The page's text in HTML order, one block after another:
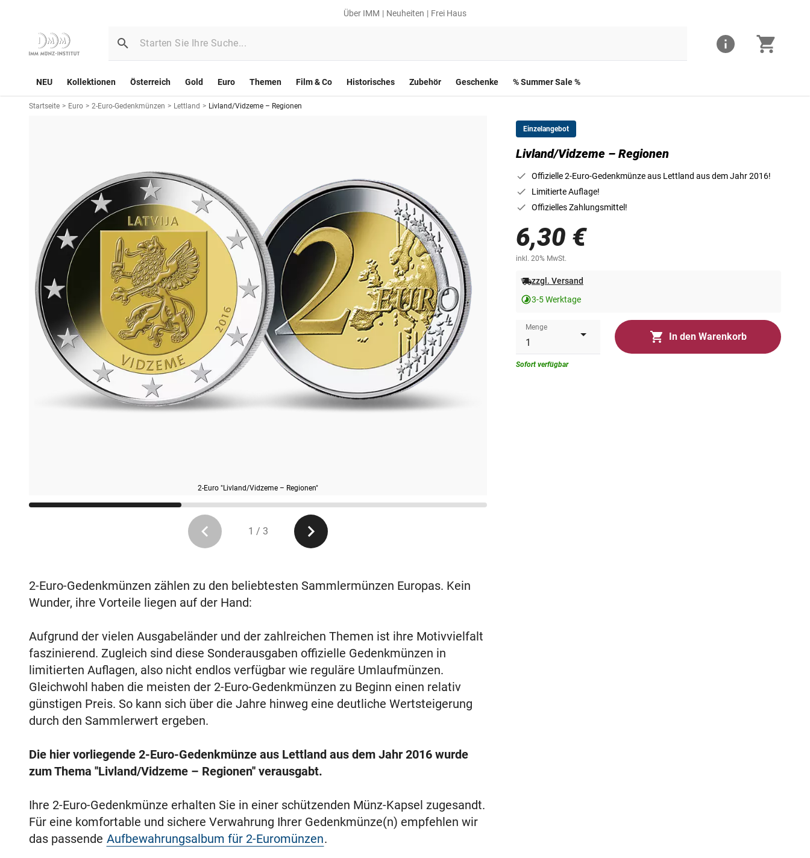
Über IMM Neuheiten Frei Haus
NEU Kollektionen Österreich Gold Euro Themen Film & Co Historisches Zubehör Geschenke % Summer Sale %
Startseite > Euro > 2-Euro-Gedenkmünzen > Lettland > Livland/Vidzeme – Regionen
2-Euro "Livland/Vidzeme – Regionen"
Die Vorderseite der 2-Euro-Münze
1 / 3
Einzelangebot
Livland/Vidzeme – Regionen
Offizielle 2-Euro-Gedenkmünze aus Lettland aus dem Jahr 2016!
Limitierte Auflage!
Offizielles Zahlungsmittel!
6,30 €
inkl. 20% MwSt.
zzgl. Versand
3-5 Werktage
Menge
In den Warenkorb
Sofort verfügbar
2-Euro-Gedenkmünzen zählen zu den beliebtesten Sammlermünzen Europas. Kein
Wunder, ihre Vorteile liegen auf der Hand:
Aufgrund der vielen Ausgabeländer und der zahlreichen Themen ist ihre Motivvielfalt
faszinierend. Zugleich sind diese Sonderausgaben offizielle Gedenkmünzen in
limitierten Auflagen, also nicht endlos verfügbar wie reguläre Umlaufmünzen.
Gleichwohl haben die meisten der 2-Euro-Gedenkmünzen zu Beginn einen relativ
günstigen Preis. So kann sich über die Jahre hinweg eine deutliche Wertsteigerung
durch den Sammlerwert ergeben.
Die hier vorliegende 2-Euro-Gedenkmünze aus Lettland aus dem Jahr 2016 wurde
zum Thema ''Livland/Vidzeme – Regionen'' verausgabt.
Ihre 2-Euro-Gedenkmünze erhalten Sie in einer schützenden Münz-Kapsel zugesandt.
Für eine komfortable und sichere Verwahrung Ihrer Gedenkmünze(n) empfehlen wir
das passende Aufbewahrungsalbum für 2-Euromünzen.